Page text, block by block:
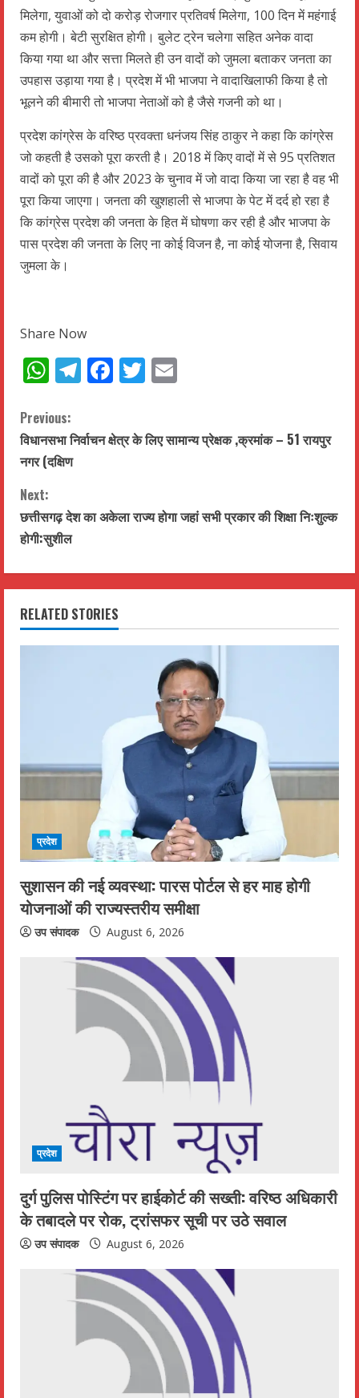
मिलेगा, युवाओं को दो करोड़ रोजगार प्रतिवर्ष मिलेगा, 100 दिन में महंगाई
कम होगी। बेटी सुरक्षित होगी। बुलेट ट्रेन चलेगा सहित अनेक वादा
किया गया था और सत्ता मिलते ही उन वादों को जुमला बताकर जनता का
उपहास उड़ाया गया है। प्रदेश में भी भाजपा ने वादाखिलाफी किया है तो
भूलने की बीमारी तो भाजपा नेताओं को है जैसे गजनी को था।
प्रदेश कांग्रेस के वरिष्ठ प्रवक्ता धनंजय सिंह ठाकुर ने कहा कि कांग्रेस
जो कहती है उसको पूरा करती है। 2018 में किए वादों में से 95 प्रतिशत
वादों को पूरा की है और 2023 के चुनाव में जो वादा किया जा रहा है वह भी
पूरा किया जाएगा। जनता की खुशहाली से भाजपा के पेट में दर्द हो रहा है
कि कांग्रेस प्रदेश की जनता के हित में घोषणा कर रही है और भाजपा के
पास प्रदेश की जनता के लिए ना कोई विजन है, ना कोई योजना है, सिवाय
जुमला के।
Share Now
WhatsApp
Telegram
Facebook
Twitter
C
o
n
t
n
u
a
d
n
g
Previous:
विधानसभा निर्वाचन क्षेत्र के लिए सामान्य प्रेक्षक ,क्रमांक – 51 रायपुर
नगर (दक्षिण
Next:
छत्तीसगढ़ देश का अकेला राज्य होगा जहां सभी प्रकार की शिक्षा निःशुल्क
होगी:सुशील
RELATED STORIES
प्रदेश
सुशासन की नई व्यवस्था: पारस पोर्टल से हर माह होगी
योजनाओं की राज्यस्तरीय समीक्षा
उप संपादक August 6, 2026
प्रदेश
दुर्ग पुलिस पोस्टिंग पर हाईकोर्ट की सख्ती: वरिष्ठ अधिकारी
के तबादले पर रोक, ट्रांसफर सूची पर उठे सवाल
उप संपादक August 6, 2026